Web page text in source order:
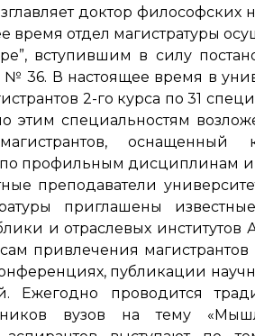
доктор философских
отдел магистратуры
вступившим в силу
№ 36. В настоящее время в
2-го курса по 31
этим специальностям
оснащенный
профильным дисциплинам и
преподаватели
приглашены
и отраслевых институтов
привлечения магистрантов
публикации
Ежегодно проводится
вузов на тему